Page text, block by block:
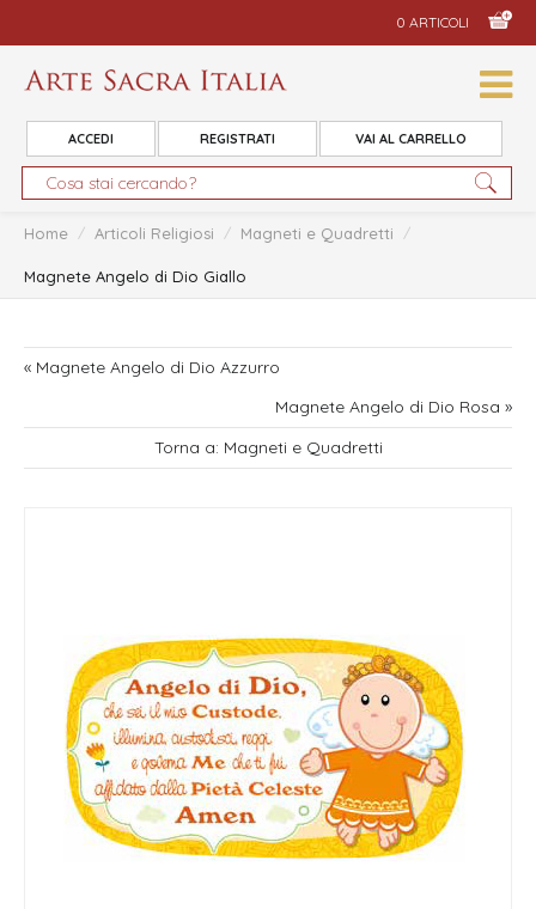
0 ARTICOLI
ACCEDI REGISTRATI VAI AL CARRELLO
Home / Articoli Religiosi / Magneti e Quadretti /
Magnete Angelo di Dio Giallo
« Magnete Angelo di Dio Azzurro
Magnete Angelo di Dio Rosa »
Torna a: Magneti e Quadretti